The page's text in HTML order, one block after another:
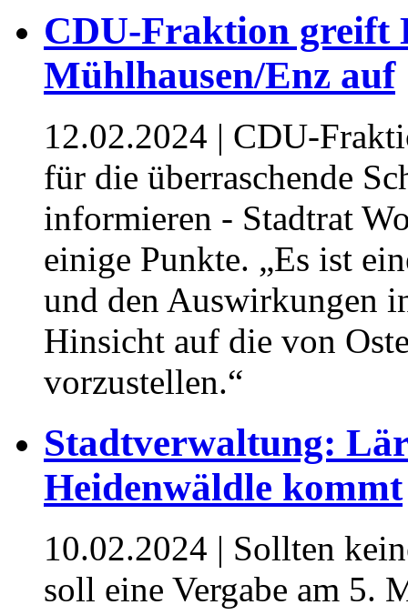
CDU-Fraktion greift
Mühlhausen/Enz auf
12.02.2024 | CDU-
für die überraschende
informieren - Stadtrat
einige Punkte. „Es ist
und den Auswirkungen
Hinsicht auf die von
vorzustellen.“
Stadtverwaltung:
Heidenwäldle kommt
10.02.2024 | Sollten
soll eine Vergabe am 5.